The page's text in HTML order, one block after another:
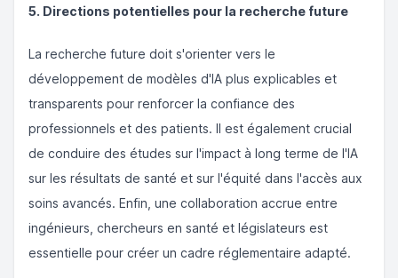
5. Directions potentielles pour la recherche future
La recherche future doit s'orienter vers le
développement de modèles d'IA plus explicables et
transparents pour renforcer la confiance des
professionnels et des patients. Il est également crucial
de conduire des études sur l'impact à long terme de l'IA
sur les résultats de santé et sur l'équité dans l'accès aux
soins avancés. Enfin, une collaboration accrue entre
ingénieurs, chercheurs en santé et législateurs est
essentielle pour créer un cadre réglementaire adapté.